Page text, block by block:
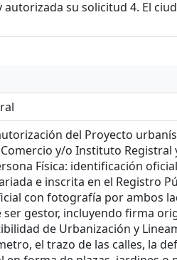
su solicitud 4. El
del Proyecto
y/o Instituto Registral
Física: identificación
e inscrita en el Registro
con fotografía por ambos
ser gestor, incluyendo firma
de Urbanización y
el trazo de las calles, la